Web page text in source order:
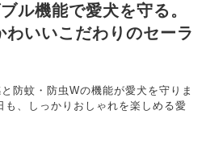
ル機能で愛犬を守る。
わいいこだわりのセーラ
防蚊・防虫Wの機能が愛犬を守りま
、しっかりおしゃれを楽しめる愛